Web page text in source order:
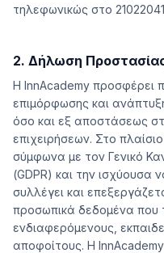
τηλεφωνικώς στο
2. Δήλωση
Η InnAcademy προσφέρει
επιμόρφωσης και
όσο και εξ αποστάσεως
επιχειρήσεων. Στο
σύμφωνα με τον Γενικό
(GDPR) και την ισχύουσα
συλλέγει και
προσωπικά δεδομένα που
ενδιαφερόμενους,
αποφοίτους. Η InnAcademy